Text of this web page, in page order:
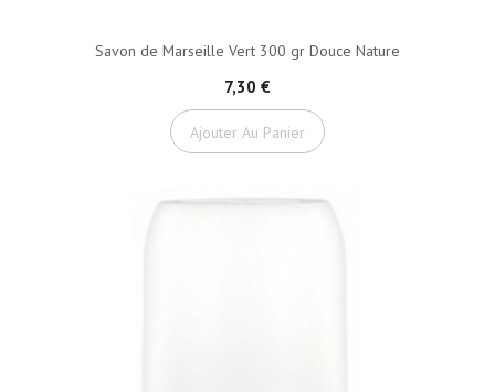
Savon de Marseille Vert 300 gr Douce Nature
7,30 €
Ajouter Au Panier